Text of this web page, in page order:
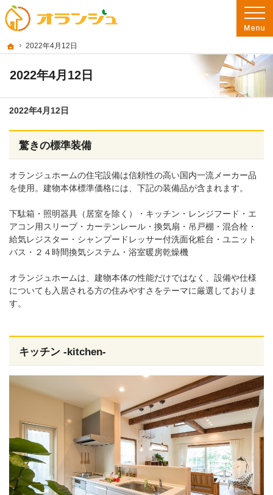
ホーム
2022年4月12日
2022年4月12日
プロの目線からご提案。彦根市・東近江市・近江八幡市の注文住宅・新築戸建て
彦根市・東近江市・近江八幡市の新築・注文住宅・新築戸建てを手がける工務店
2022年4月12日
驚きの標準装備
オランジュホームの住宅設備は信頼性の高い国内一流メーカー品
を使用。建物本体標準価格には、下記の装備品が含まれます。
下駄箱・照明器具（居室を除く）・キッチン・レンジフード・エ
アコン用スリーブ・カーテンレール・換気扇・吊戸棚・混合栓・
給気レジスター・シャンプードレッサー付洗面化粧台・ユニット
バス・２４時間換気システム・浴室暖房乾燥機
オランジュホームは、建物本体の性能だけではなく、設備や仕様
についても入居される方の住みやすさをテーマに厳選しておりま
す。
キッチン -kitchen-